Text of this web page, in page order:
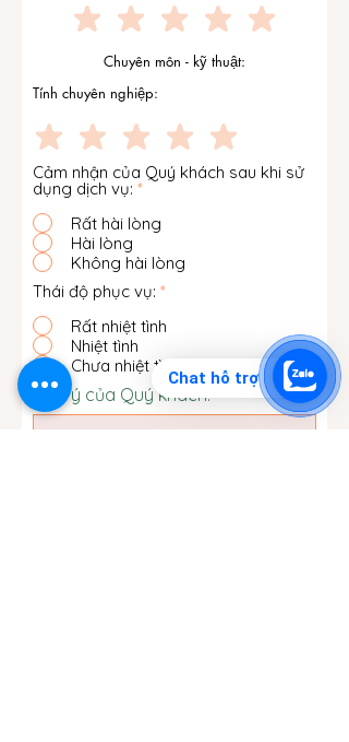
Chat hỗ trợ
Chuyên môn - kỹ thuật:
Tính chuyên nghiệp:
Cảm nhận của Quý khách sau khi sử
dụng dịch vụ: *
Rất hài lòng
Hài lòng
Không hài lòng
Thái độ phục vụ: *
Rất nhiệt tình
Nhiệt tình
Chưa nhiệt tình
Góp ý của Quý khách: